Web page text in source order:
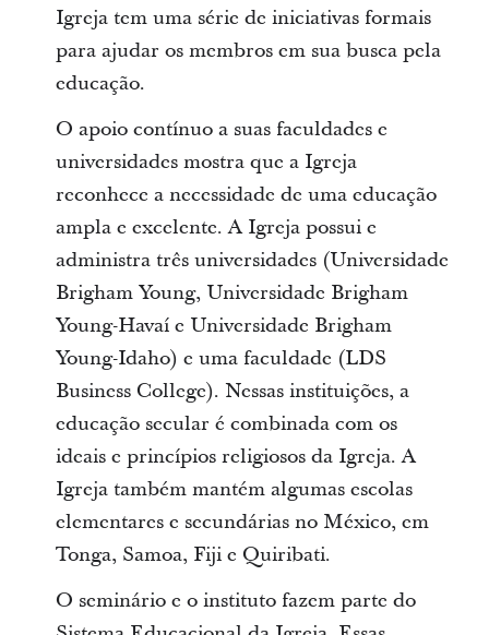
Igreja tem uma série de iniciativas formais
para ajudar os membros em sua busca pela
educação.
O apoio contínuo a suas faculdades e
universidades mostra que a Igreja
reconhece a necessidade de uma educação
ampla e excelente. A Igreja possui e
administra três universidades (Universidade
Brigham Young, Universidade Brigham
Young-Havaí e Universidade Brigham
Young-Idaho) e uma faculdade (LDS
Business College). Nessas instituições, a
educação secular é combinada com os
ideais e princípios religiosos da Igreja. A
Igreja também mantém algumas escolas
elementares e secundárias no México, em
Tonga, Samoa, Fiji e Quiribati.
O seminário e o instituto fazem parte do